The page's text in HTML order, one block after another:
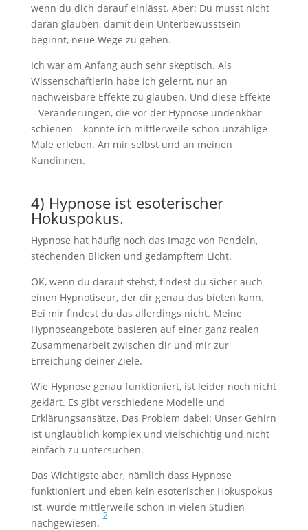
wenn du dich darauf einlässt. Aber: Du musst nicht
daran glauben, damit dein Unterbewusstsein
beginnt, neue Wege zu gehen.
Ich war am Anfang auch sehr skeptisch. Als
Wissenschaftlerin habe ich gelernt, nur an
nachweisbare Effekte zu glauben. Und diese Effekte
– Veränderungen, die vor der Hypnose undenkbar
schienen – konnte ich mittlerweile schon unzählige
Male erleben. An mir selbst und an meinen
Kundinnen.
4) Hypnose ist esoterischer
Hokuspokus.
Hypnose hat häufig noch das Image von Pendeln,
stechenden Blicken und gedämpftem Licht.
OK, wenn du darauf stehst, findest du sicher auch
einen Hypnotiseur, der dir genau das bieten kann.
Bei mir findest du das allerdings nicht. Meine
Hypnoseangebote basieren auf einer ganz realen
Zusammenarbeit zwischen dir und mir zur
Erreichung deiner Ziele.
Wie Hypnose genau funktioniert, ist leider noch nicht
geklärt. Es gibt verschiedene Modelle und
Erklärungsansätze. Das Problem dabei: Unser Gehirn
ist unglaublich komplex und vielschichtig und nicht
einfach zu untersuchen.
Das Wichtigste aber, nämlich dass Hypnose
funktioniert und eben kein esoterischer Hokuspokus
ist, wurde mittlerweile schon in vielen Studien
nachgewiesen.
2